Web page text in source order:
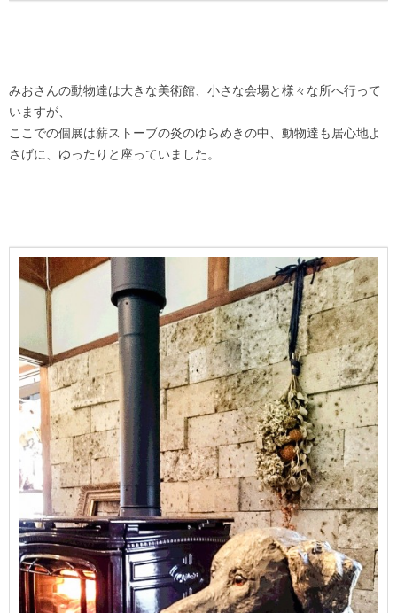
みおさんの動物達は大きな美術館、小さな会場と様々な所へ行って
いますが、
ここでの個展は薪ストーブの炎のゆらめきの中、動物達も居心地よ
さげに、ゆったりと座っていました。